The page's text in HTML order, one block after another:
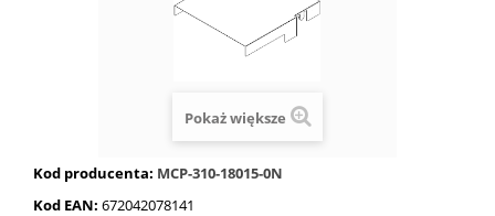
Pokaż większe
Kod producenta: MCP-310-18015-0N
Kod EAN: 672042078141